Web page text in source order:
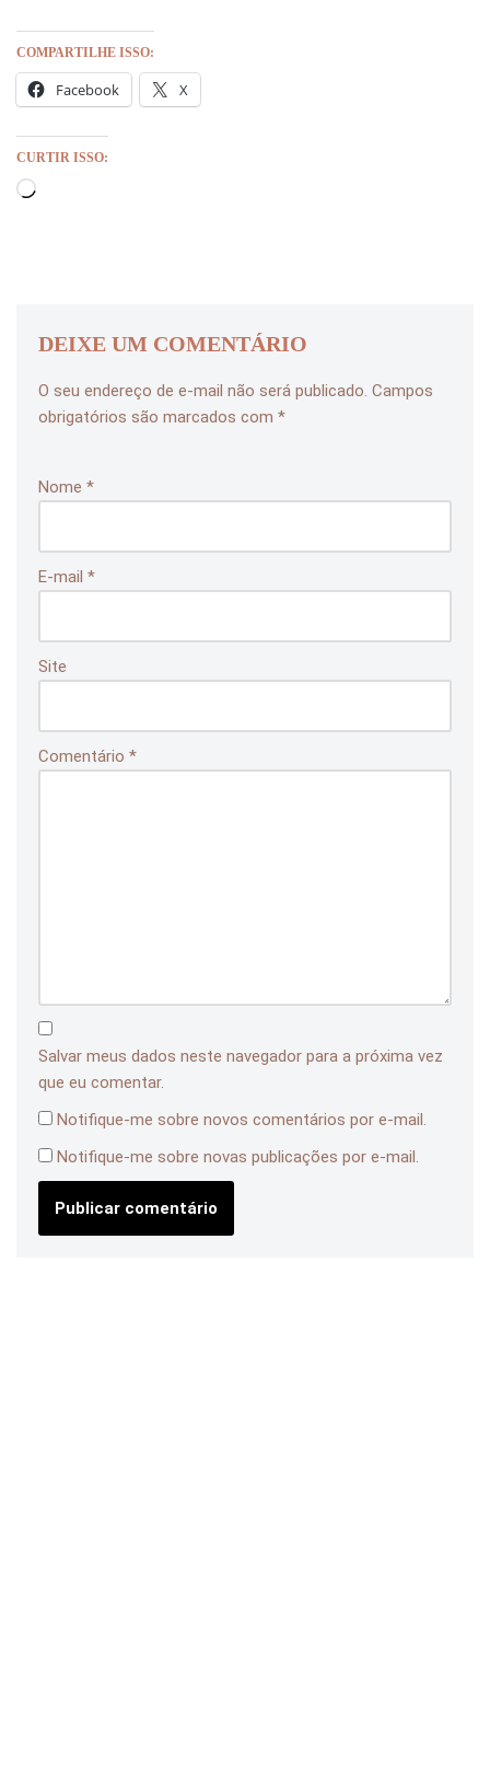
COMPARTILHE ISSO:
Facebook X
CURTIR ISSO:
DEIXE UM COMENTÁRIO
O seu endereço de e-mail não será publicado. Campos
obrigatórios são marcados com *
Nome *
E-mail *
Site
Comentário *
Salvar meus dados neste navegador para a próxima vez
que eu comentar.
Notifique-me sobre novos comentários por e-mail.
Notifique-me sobre novas publicações por e-mail.